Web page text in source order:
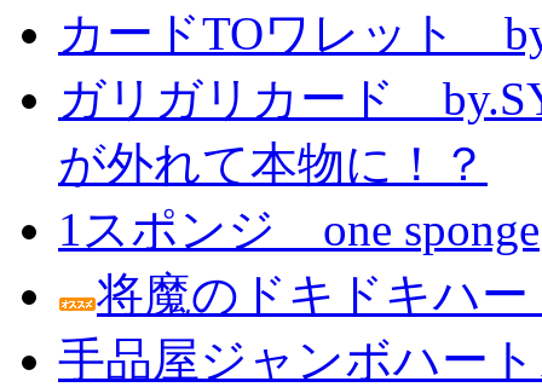
カードTOワレット
ガリガリカード
が外れて本物に！？
1スポンジ one sponge
将魔のドキドキハ
手品屋ジャンボハー